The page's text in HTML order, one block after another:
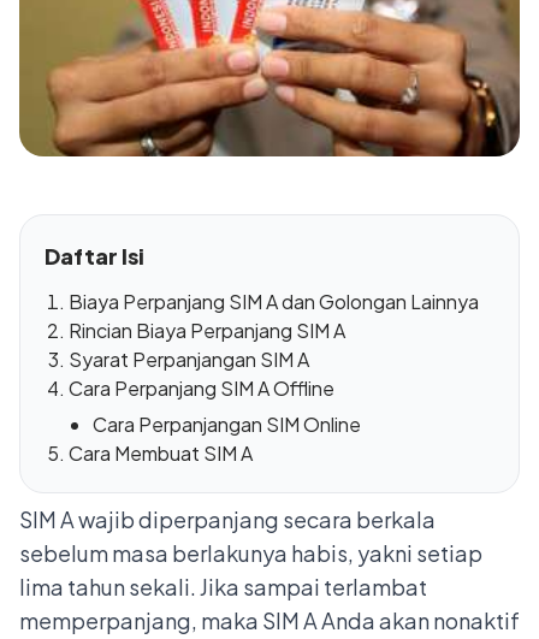
Daftar Isi
Biaya Perpanjang SIM A dan Golongan Lainnya
Rincian Biaya Perpanjang SIM A
Syarat Perpanjangan SIM A
Cara Perpanjang SIM A Offline
Cara Perpanjangan SIM Online
Cara Membuat SIM A
SIM A wajib diperpanjang secara berkala
sebelum masa berlakunya habis, yakni setiap
lima tahun sekali. Jika sampai terlambat
memperpanjang, maka SIM A Anda akan nonaktif